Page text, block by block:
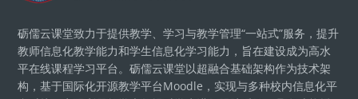
砺儒云课堂致力于提供教学、学习与教学管理“一站式”服务，提升
教师信息化教学能力和学生信息化学习能力，旨在建设成为高水
平在线课程学习平台。砺儒云课堂以超融合基础架构作为技术架
构，基于国际化开源教学平台Moodle，实现与多种校内信息化平